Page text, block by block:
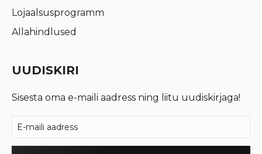
Lojaalsusprogramm
Allahindlused
UUDISKIRI
Sisesta oma e-maili aadress ning liitu uudiskirjaga!